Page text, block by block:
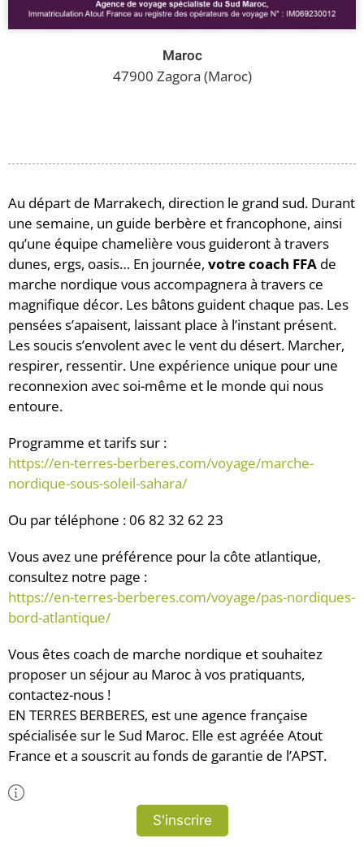
Au départ de Marrakech, direction le grand sud. Durant
une semaine, un guide berbère et francophone, ainsi
qu’une équipe chamelière vous guideront à travers
dunes, ergs, oasis… En journée, votre coach FFA de
marche nordique vous accompagnera à travers ce
magnifique décor. Les bâtons guident chaque pas. Les
pensées s’apaisent, laissant place à l’instant présent.
Les soucis s’envolent avec le vent du désert. Marcher,
respirer, ressentir. Une expérience unique pour une
reconnexion avec soi-même et le monde qui nous
entoure.
Programme et tarifs sur :
https://en-terres-berberes.com/voyage/marche-
nordique-sous-soleil-sahara/
Ou par téléphone : 06 82 32 62 23
Vous avez une préférence pour la côte atlantique,
consultez notre page :
https://en-terres-berberes.com/voyage/pas-nordiques-
bord-atlantique/
Vous êtes coach de marche nordique et souhaitez
proposer un séjour au Maroc à vos pratiquants,
contactez-nous !
EN TERRES BERBERES, est une agence française
spécialisée sur le Sud Maroc. Elle est agréée Atout
France et a souscrit au fonds de garantie de l’APST.
S'inscrire
Maroc
47900 Zagora (Maroc)